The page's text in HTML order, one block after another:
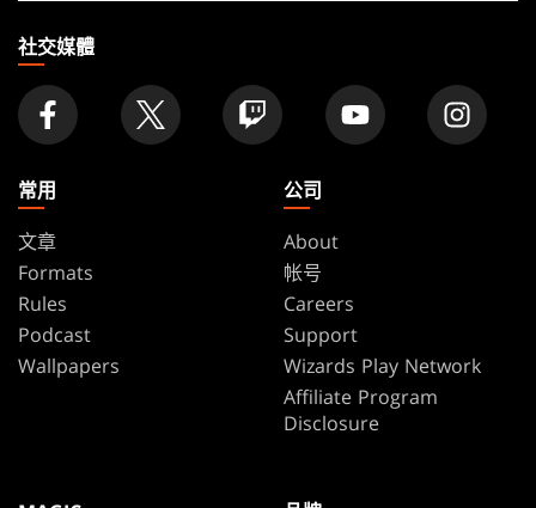
家
社交媒體
常用
文章
Formats
Rules
Podcast
Wallpapers
公司
About
帐号
Careers
Support
Wizards Play Network
Affiliate Program
Disclosure